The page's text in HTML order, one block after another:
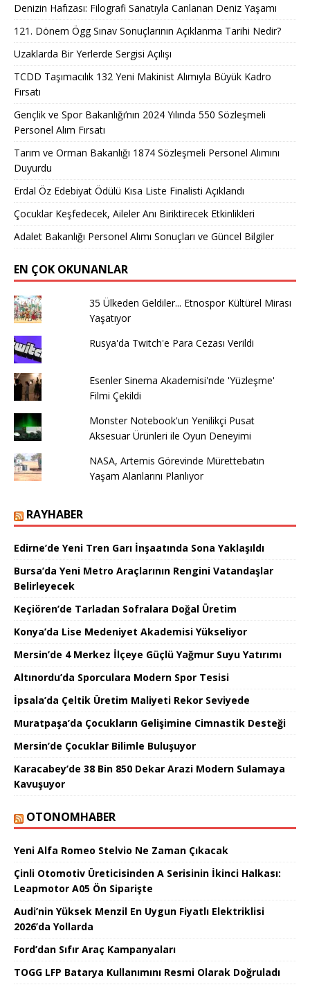
Denizin Hafızası: Filografi Sanatıyla Canlanan Deniz Yaşamı
121. Dönem Ögg Sınav Sonuçlarının Açıklanma Tarihi Nedir?
Uzaklarda Bir Yerlerde Sergisi Açılışı
TCDD Taşımacılık 132 Yeni Makinist Alımıyla Büyük Kadro
Fırsatı
Gençlik ve Spor Bakanlığı’nın 2024 Yılında 550 Sözleşmeli
Personel Alım Fırsatı
Tarım ve Orman Bakanlığı 1874 Sözleşmeli Personel Alımını
Duyurdu
Erdal Öz Edebiyat Ödülü Kısa Liste Finalisti Açıklandı
Çocuklar Keşfedecek, Aileler Anı Biriktirecek Etkinlikleri
Adalet Bakanlığı Personel Alımı Sonuçları ve Güncel Bilgiler
EN ÇOK OKUNANLAR
35 Ülkeden Geldiler... Etnospor Kültürel Mirası
Yaşatıyor
Rusya'da Twitch'e Para Cezası Verildi
Esenler Sinema Akademisi'nde 'Yüzleşme'
Filmi Çekildi
Monster Notebook'un Yenilikçi Pusat
Aksesuar Ürünleri ile Oyun Deneyimi
NASA, Artemis Görevinde Mürettebatın
Yaşam Alanlarını Planlıyor
RAYHABER
Edirne’de Yeni Tren Garı İnşaatında Sona Yaklaşıldı
Bursa’da Yeni Metro Araçlarının Rengini Vatandaşlar
Belirleyecek
Keçiören’de Tarladan Sofralara Doğal Üretim
Konya’da Lise Medeniyet Akademisi Yükseliyor
Mersin’de 4 Merkez İlçeye Güçlü Yağmur Suyu Yatırımı
Altınordu’da Sporculara Modern Spor Tesisi
İpsala’da Çeltik Üretim Maliyeti Rekor Seviyede
Muratpaşa’da Çocukların Gelişimine Cimnastik Desteği
Mersin’de Çocuklar Bilimle Buluşuyor
Karacabey’de 38 Bin 850 Dekar Arazi Modern Sulamaya
Kavuşuyor
OTONOMHABER
Yeni Alfa Romeo Stelvio Ne Zaman Çıkacak
Çinli Otomotiv Üreticisinden A Serisinin İkinci Halkası:
Leapmotor A05 Ön Siparişte
Audi’nin Yüksek Menzil En Uygun Fiyatlı Elektriklisi
2026’da Yollarda
Ford’dan Sıfır Araç Kampanyaları
TOGG LFP Batarya Kullanımını Resmi Olarak Doğruladı